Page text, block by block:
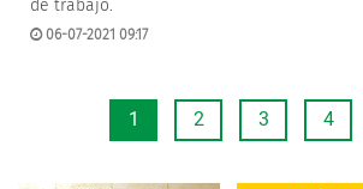
de trabajo.
06-07-2021 09:17
1 2 3 4